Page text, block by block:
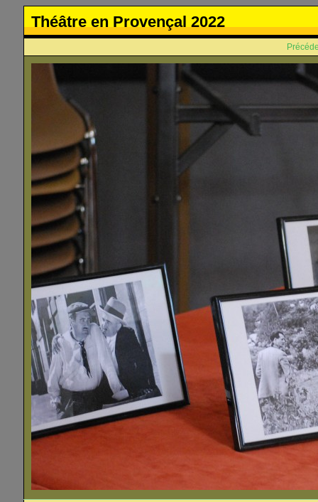
Théâtre en Provençal 2022